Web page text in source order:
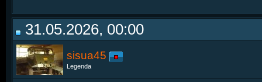
31.05.2026, 00:00
sisua45
Legenda